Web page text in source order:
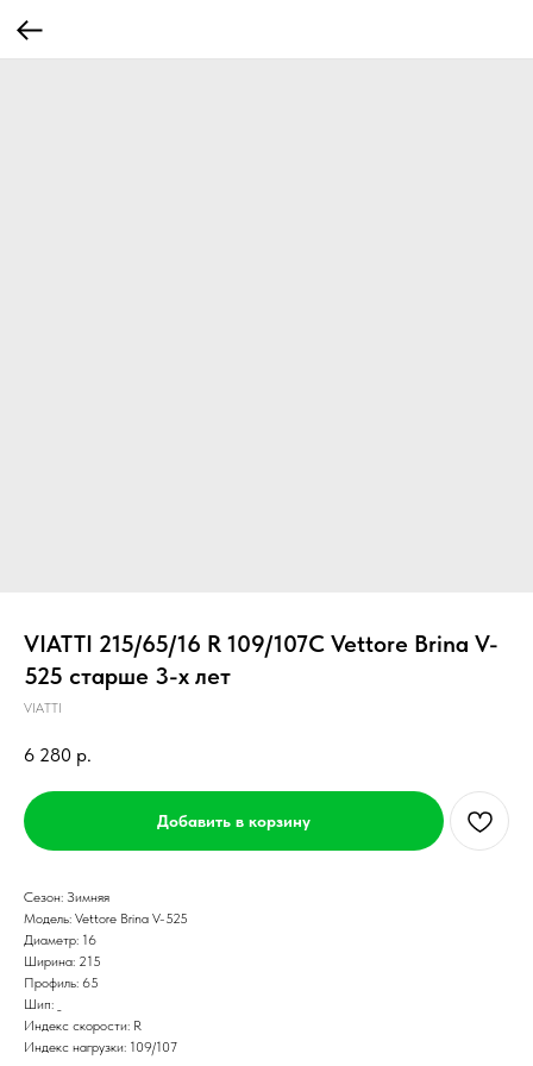
VIATTI 215/65/16 R 109/107C Vettore Brina V-
525 старше 3-х лет
VIATTI
6 280 р.
Добавить в корзину
Сезон: Зимняя
Модель: Vettore Brina V-525
Диаметр: 16
Ширина: 215
Профиль: 65
Шип: _
Индекс скорости: R
Индекс нагрузки: 109/107